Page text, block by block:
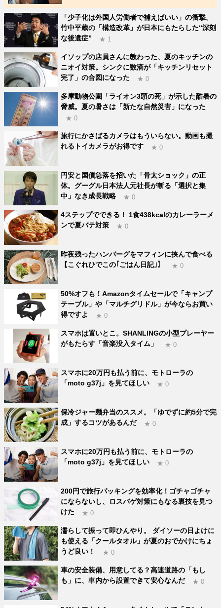
「少子化は外国人労働者で補えばいい」の衝撃。
竹中平蔵の「構造改革」が日本にもたらした“深刻
な後遺症”
★ 1
イソップの店員さんに教わった、夏のキッチンの
ニオイ対策。シンクに数滴が「キッチンリセット
完了」の合図になった
★ 0
多摩動物公園「ライオン3頭の死」が示した酷暑の
脅威。夏の暑さは「新たな自然災害」になった
★ 0
旅行にかさばるカメラはもういらない。動画も撮
れるトイカメラがお得です
★ 0
円安と国債急落を招いた「骨太ショック」の正
体。グーグル日本法人元社長が斬る「選択と集
中」なき成長戦略
★ 0
4ステップでできる！ 1食438kcalのカレーラーメ
ンで夏バテ対策
★ 0
昨夜残ったハンバーグをマフィンに挟んで食べる
【こぐれひでこの｢ごはん日記｣】
★ 0
50%オフも！Amazonタイムセールで「キャンプ
テーブル」や「マルチグリドル」が今ならお買い
得ですよ
★ 0
スマホは置いとこ。SHANLINGの小型プレーヤー
がもたらす「音楽没入タイム」
★ 0
スマホに20万円も払う前に、モトローラの
「moto g37j」を見てほしい
★ 0
保冷ジャー麺弁当のススメ。「ゆでずに約5分で完
成」するコツがあるんだ
★ 0
スマホに20万円も払う前に、モトローラの
「moto g37j」を見てほしい
★ 0
200円で旅行パッキングを効率化！ゴチャゴチャ
にならないし、ロスバゲ対策にもなる裏技を見つ
けた
★ 0
濡らして振って即ひんやり。 ダイソーの日よけに
も使える「クールタオル」が夏のおでかけにちょ
うど良い！
★ 0
車の安全装備、用意してる？高速道路の「もし
も」に、車内から設置できて安心なんだ
★ 0